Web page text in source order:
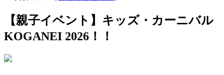
【親子イベント】キッズ・カーニバル
KOGANEI 2026！！